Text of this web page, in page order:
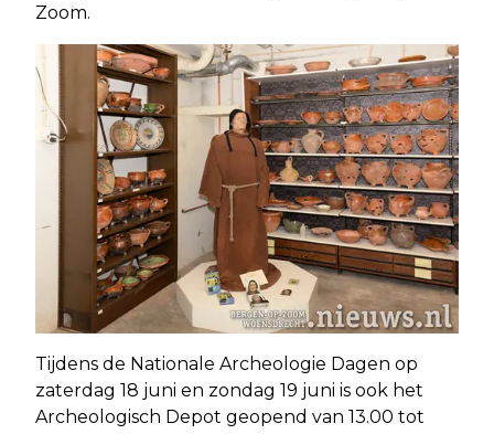
Zoom.
Tijdens de Nationale Archeologie Dagen op
zaterdag 18 juni en zondag 19 juni is ook het
Archeologisch Depot geopend van 13.00 tot